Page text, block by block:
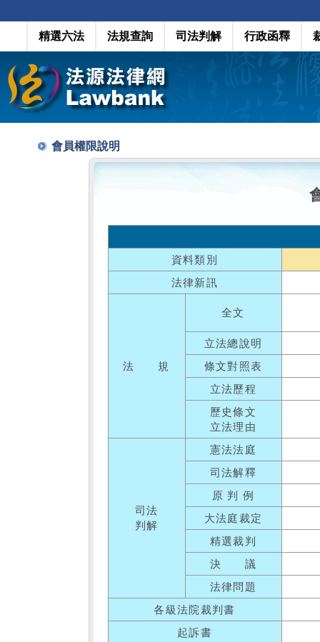
精選六法 法規查詢 司法判解 行政函釋
會員權限說明
資料類別
法律新訊
法 規
全文
立法總說明
條文對照表
立法歷程
歷史條文
立法理由
司法
判解
憲法法庭
司法解釋
原 判 例
大法庭裁定
精選裁判
決 議
法律問題
各級法院裁判書
起訴書